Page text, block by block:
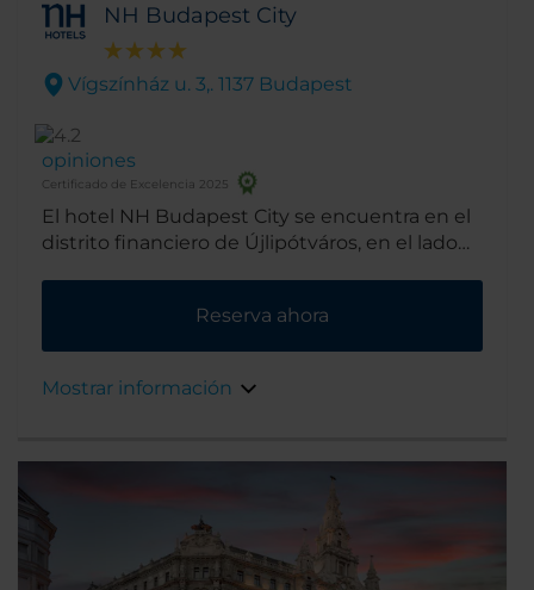
NH Budapest City
Vígszínház u. 3,. 1137 Budapest
opiniones
Certificado de Excelencia 2025
El hotel NH Budapest City se encuentra en el
distrito financiero de Újlipótváros, en el lado
están al lado y puedes llegar a otros gracias a
la estación de metro cercana.
Reserva ahora
Mostrar información